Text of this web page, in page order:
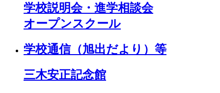
学校説明会・進学相談会
オープンスクール
学校通信（旭出だより）等
三木安正記念館